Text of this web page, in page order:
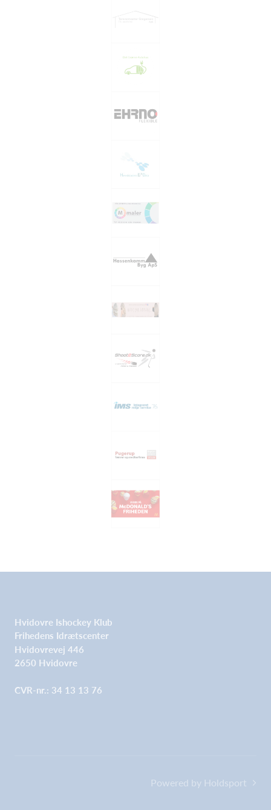
Hvidovre Ishockey Klub
Frihedens Idrætscenter
Hvidovrevej 446
2650 Hvidovre
CVR-nr.: 34 13 13 76
Powered by Holdsport